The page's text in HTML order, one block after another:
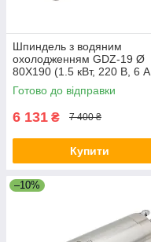
Шпиндель з водяним
охолодженням GDZ-19 Ø
80X190 (1.5 кВт, 220 В, 6 А,
ER11) для фрезерного
верстата з ЧПК
Готово до відправки
6 131 ₴ 7 400 ₴
Купити
–10%